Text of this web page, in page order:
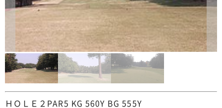
ＨＯＬＥ２PAR5 KG 560Y BG 555Y